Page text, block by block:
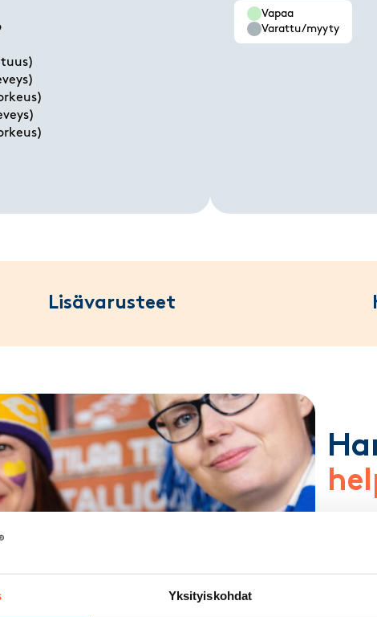
Yksityiskohdat
Vapaa
Varattu/myyty
Lisävarusteet